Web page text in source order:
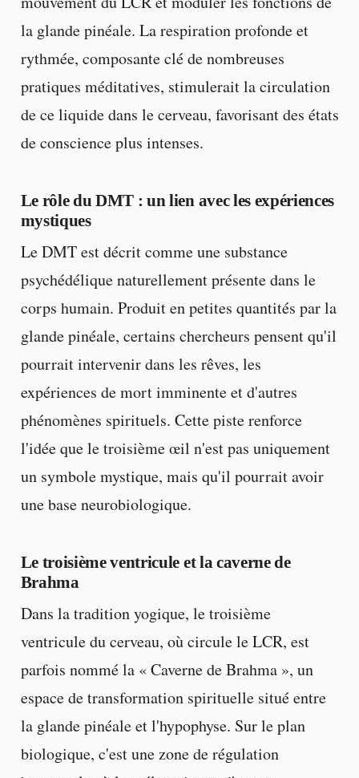
la glande pinéale. La respiration profonde et
rythmée, composante clé de nombreuses
pratiques méditatives, stimulerait la circulation
de ce liquide dans le cerveau, favorisant des états
de conscience plus intenses.
Le rôle du DMT : un lien avec les expériences
mystiques
Le DMT est décrit comme une substance
psychédélique naturellement présente dans le
corps humain. Produit en petites quantités par la
glande pinéale, certains chercheurs pensent qu'il
pourrait intervenir dans les rêves, les
expériences de mort imminente et d'autres
phénomènes spirituels. Cette piste renforce
l'idée que le troisième œil n'est pas uniquement
un symbole mystique, mais qu'il pourrait avoir
une base neurobiologique.
Le troisième ventricule et la caverne de
Brahma
Dans la tradition yogique, le troisième
ventricule du cerveau, où circule le LCR, est
parfois nommé la « Caverne de Brahma », un
espace de transformation spirituelle situé entre
la glande pinéale et l'hypophyse. Sur le plan
biologique, c'est une zone de régulation